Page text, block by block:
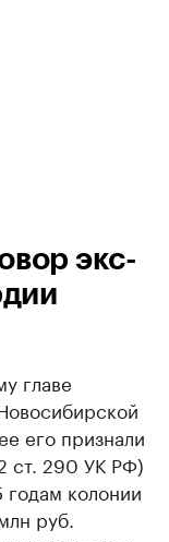
экс-
главе
его признали
ст. 290 УК РФ)
годам колонии
руб.